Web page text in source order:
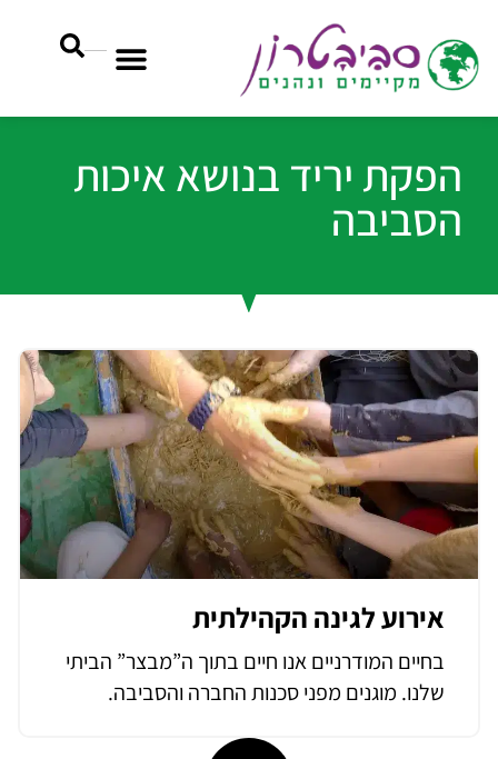
הפקת יריד בנושא איכות
הסביבה
אירוע לגינה הקהילתית
בחיים המודרניים אנו חיים בתוך ה”מבצר” הביתי
שלנו. מוגנים מפני סכנות החברה והסביבה.